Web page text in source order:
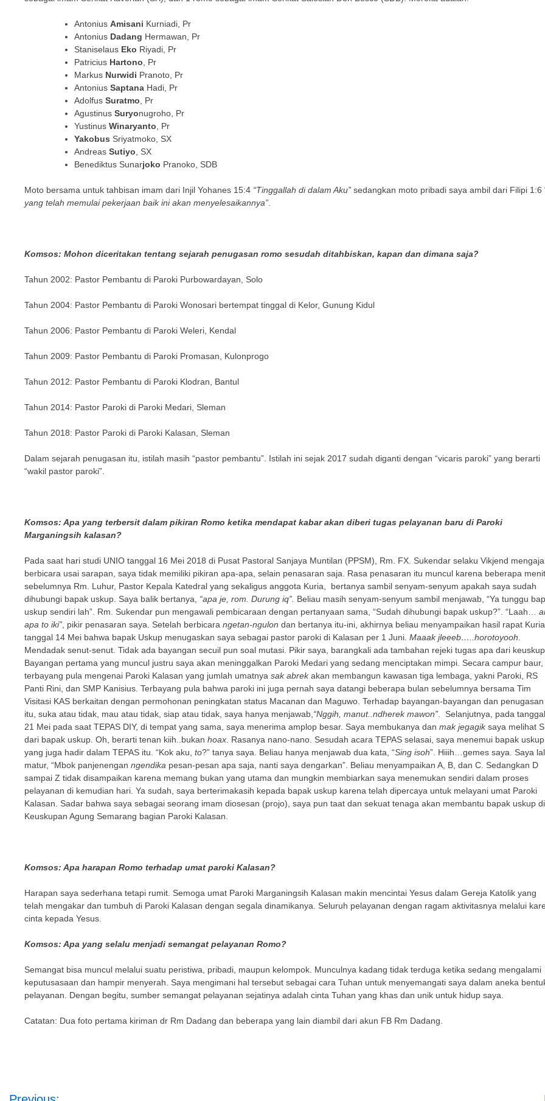
Antonius Amisani Kurniadi, Pr
Antonius Dadang Hermawan, Pr
Staniselaus Eko Riyadi, Pr
Patricius Hartono , Pr
Markus Nurwidi Pranoto, Pr
Antonius Saptana Hadi, Pr
Adolfus Suratmo , Pr
Agustinus Suryonugroho, Pr
Yustinus Winaryanto , Pr
Yakobus Sriyatmoko, SX
Andreas Sutiyo , SX
Benediktus Sunarjoko Pranoko, SDB
Moto bersama untuk tahbisan imam dari Injil Yohanes 15:4 “Tinggallah di dalam Aku” sedangkan moto pribadi saya ambil dari Filipi 1:6
yang telah memulai pekerjaan baik ini akan menyelesaikannya”
Komsos: Mohon diceritakan tentang sejarah penugasan romo sesudah ditahbiskan, kapan dan dimana saja?
Tahun 2002: Pastor Pembantu di Paroki Purbowardayan, Solo
Tahun 2004: Pastor Pembantu di Paroki Wonosari bertempat tinggal di Kelor, Gunung Kidul
Tahun 2006: Pastor Pembantu di Paroki Weleri, Kendal
Tahun 2009: Pastor Pembantu di Paroki Promasan, Kulonprogo
Tahun 2012: Pastor Pembantu di Paroki Klodran, Bantul
Tahun 2014: Pastor Paroki di Paroki Medari, Sleman
Tahun 2018: Pastor Paroki di Paroki Kalasan, Sleman
Dalam sejarah penugasan itu, istilah masih “pastor pembantu”. Istilah ini sejak 2017 sudah diganti dengan “vicaris paroki” yang berarti
“wakil pastor paroki”.
Komsos: Apa yang terbersit dalam pikiran Romo ketika mendapat kabar akan diberi tugas pelayanan baru di Paroki
Marganingsih kalasan?
Pada saat hari studi UNIO tanggal 16 Mei 2018 di Pusat Pastoral Sanjaya Muntilan (PPSM), Rm. FX. Sukendar selaku Vikjend
berbicara usai sarapan, saya tidak memiliki pikiran apa-apa, selain penasaran saja. Rasa penasaran itu muncul karena beberapa menit
sebelumnya Rm. Luhur, Pastor Kepala Katedral yang sekaligus anggota Kuria, bertanya sambil senyam-senyum apakah saya sudah
dihubungi bapak uskup. Saya balik bertanya, “apa je, rom. Durung iq”. Beliau masih senyam-senyum sambil menjawab, “Ya tunggu
uskup sendiri lah”. Rm. Sukendar pun mengawali pembicaraan dengan pertanyaan sama, “Sudah dihubungi bapak uskup?”. “Laah…
apa to iki” , pikir penasaran saya. Setelah berbicara ngetan-ngulon dan bertanya itu-ini, akhirnya beliau menyampaikan hasil rapat Kuria
tanggal 14 Mei bahwa bapak Uskup menugaskan saya sebagai pastor paroki di Kalasan per 1 Juni. Maaak jleeeb…..horotoyooh
Mendadak senut-senut. Tidak ada bayangan secuil pun soal mutasi. Pikir saya, barangkali ada tambahan rejeki tugas apa dari
Bayangan pertama yang muncul justru saya akan meninggalkan Paroki Medari yang sedang menciptakan mimpi. Secara campur baur,
terbayang pula mengenai Paroki Kalasan yang jumlah umatnya sak abrekakan membangun kawasan tiga lembaga, yakni Paroki, RS
Panti Rini, dan SMP Kanisius. Terbayang pula bahwa paroki ini juga pernah saya datangi beberapa bulan sebelumnya bersama Tim
Visitasi KAS berkaitan dengan permohonan peningkatan status Macanan dan Maguwo. Terhadap bayangan-bayangan dan penugasan
itu, suka atau tidak, mau atau tidak, siap atau tidak, saya hanya menjawab, “Nggih, manut..ndherek mawon” . Selanjutnya, pada tanggal
21 Mei pada saat TEPAS DIY, di tempat yang sama, saya menerima amplop besar. Saya membukanya dan mak jegagiksaya melihat
dari bapak uskup. Oh, berarti tenan kiih..bukan hoax . Rasanya nano-nano. Sesudah acara TEPAS selasai, saya menemui bapak uskup
yang juga hadir dalam TEPAS itu. “Kok aku, to?” tanya saya. Beliau hanya menjawab dua kata, “Sing isoh”. Hiiih…gemes saya. Saya
matur, “Mbok panjenengan ngendika pesan-pesan apa saja, nanti saya dengarkan”. Beliau menyampaikan A, B, dan C. Sedangkan D
sampai Z tidak disampaikan karena memang bukan yang utama dan mungkin membiarkan saya menemukan sendiri dalam proses
pelayanan di kemudian hari. Ya sudah, saya berterimakasih kepada bapak uskup karena telah dipercaya untuk melayani umat Paroki
Kalasan. Sadar bahwa saya sebagai seorang imam diosesan (projo), saya pun taat dan sekuat tenaga akan membantu bapak uskup di
Keuskupan Agung Semarang bagian Paroki Kalasan.
Komsos: Apa harapan Romo terhadap umat paroki Kalasan?
Harapan saya sederhana tetapi rumit. Semoga umat Paroki Marganingsih Kalasan makin mencintai Yesus dalam Gereja Katolik yang
telah mengakar dan tumbuh di Paroki Kalasan dengan segala dinamikanya. Seluruh pelayanan dengan ragam aktivitasnya melalui
cinta kepada Yesus.
Komsos: Apa yang selalu menjadi semangat pelayanan Romo?
Semangat bisa muncul melalui suatu peristiwa, pribadi, maupun kelompok. Munculnya kadang tidak terduga ketika sedang mengalami
keputusasaan dan hampir menyerah. Saya mengimani hal tersebut sebagai cara Tuhan untuk menyemangati saya dalam aneka
pelayanan. Dengan begitu, sumber semangat pelayanan sejatinya adalah cinta Tuhan yang khas dan unik untuk hidup saya.
Catatan: Dua foto pertama kiriman dr Rm Dadang dan beberapa yang lain diambil dari akun FB Rm Dadang.
Post